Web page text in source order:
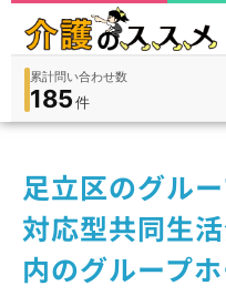
在宅 9,360
累計問い合わせ数
185件
足立区のグル
対応型共同生
内のグループ